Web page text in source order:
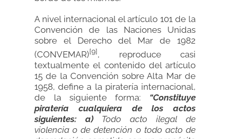
A nivel internacional el artículo 101 de la
Convención de las Naciones Unidas
sobre el Derecho del Mar de 1982
(CONVEMAR)[9], reproduce casi
textualmente el contenido del artículo
15 de la Convención sobre Alta Mar de
1958, define a la piratería internacional,
de la siguiente forma: “Constituye
piratería cualquiera de los actos
siguientes:a) Todo acto ilegal de
violencia o de detención o todo acto de